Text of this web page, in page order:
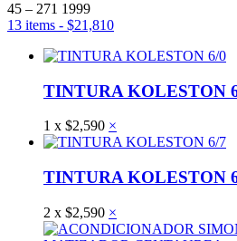
45 – 271 1999
13 items - $21,810
TINTURA KOLESTON
1 x $2,590 ×
TINTURA KOLESTON
2 x $2,590 ×